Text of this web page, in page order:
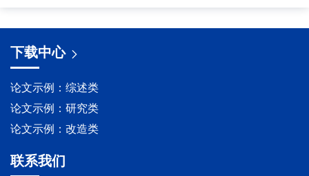
下载中心
论文示例：综述类
论文示例：研究类
论文示例：改造类
联系我们